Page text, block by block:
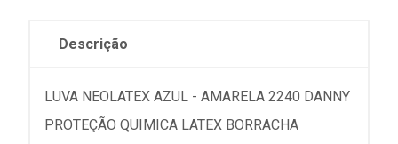
Descrição
LUVA NEOLATEX AZUL - AMARELA 2240 DANNY
PROTEÇÃO QUIMICA LATEX BORRACHA